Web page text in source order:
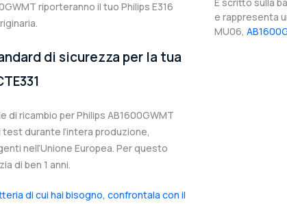
riporteranno il tuo Philips E316
di sicurezza per la tua
ricambio per Philips AB1600GWMT
durante l’intera produzione,
nell’Unione Europea. Per questo
di ben 1 anni.
di cui hai bisogno, confrontala con il
È scritto sulla
e rappresenta
MU06,